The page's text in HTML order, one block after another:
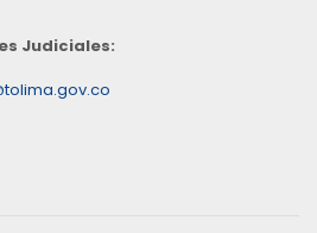
Judiciales: